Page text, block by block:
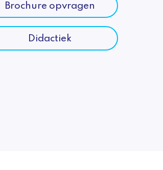
Brochure opvragen
Didactiek